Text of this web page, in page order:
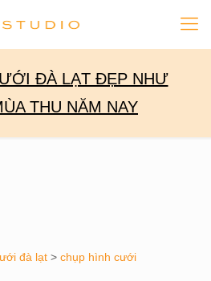
ĐÀ LẠT ĐẸP NHƯ
THU NĂM NAY
đà lạt> chụp hình cưới